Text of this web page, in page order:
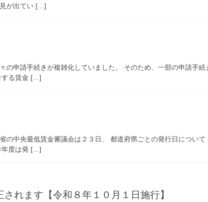
が出てい […]
の申請手続きが複雑化していました。 そのため、一部の申請手
する賃金 […]
の中央最低賃金審議会は２３日、 都道府県ごとの発行日につい
年度は発 […]
れます【令和８年１０月１日施行】